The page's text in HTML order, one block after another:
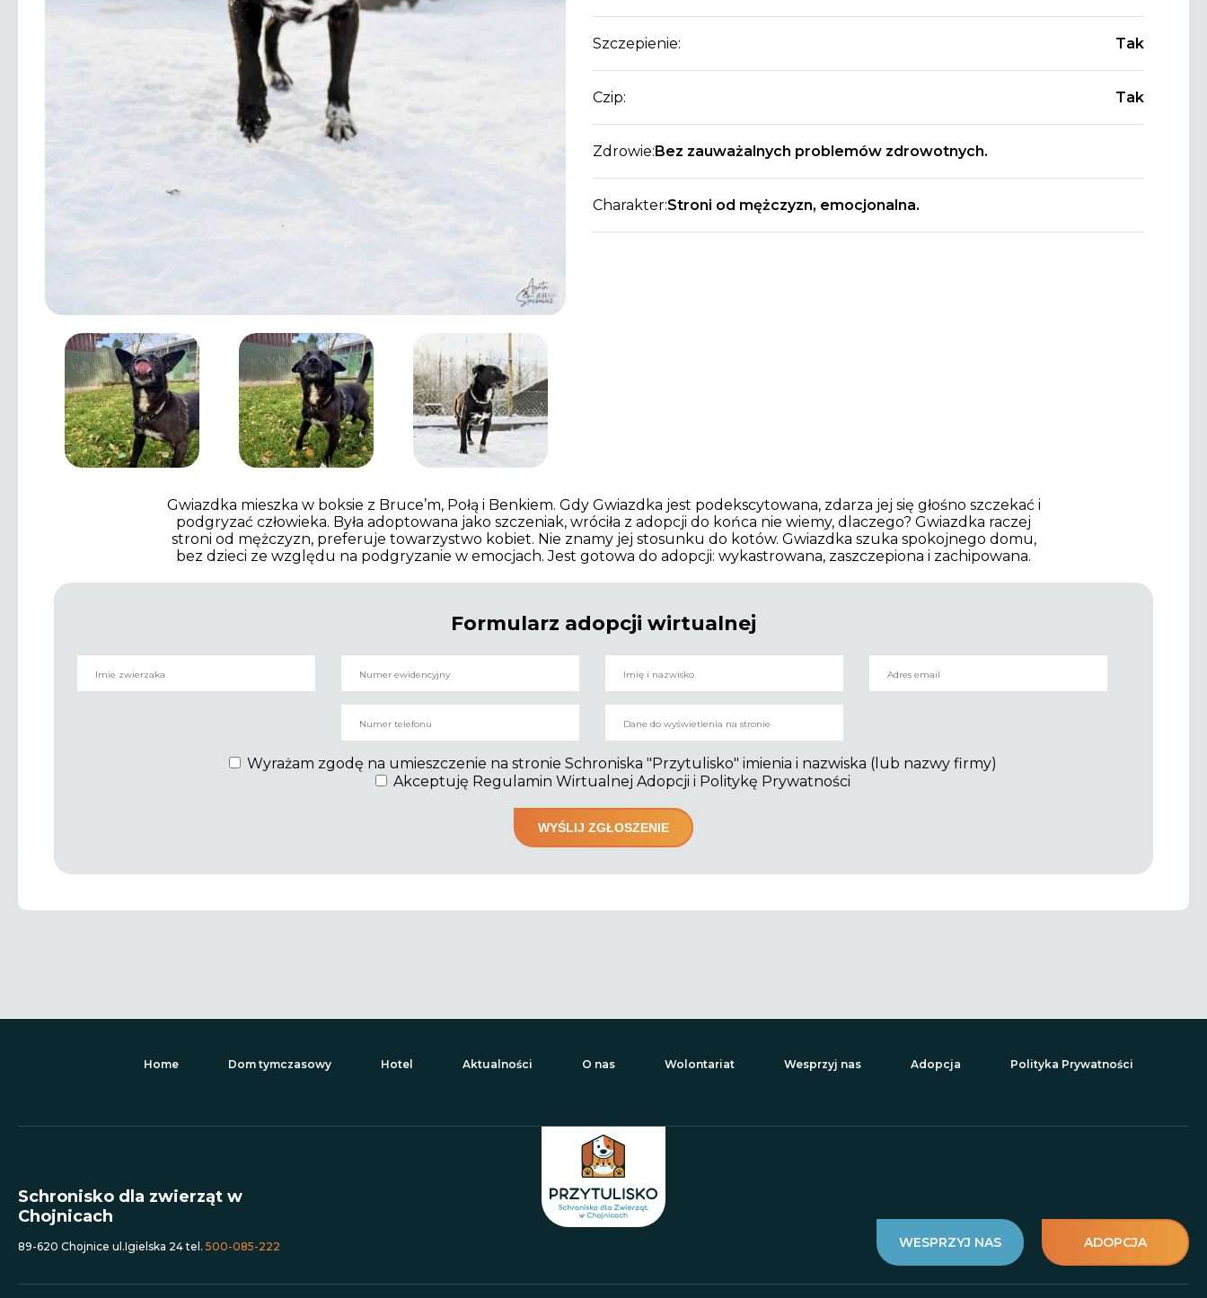
Szczepienie: Tak
Czip: Tak
Zdrowie:Bez zauważalnych problemów zdrowotnych.
Charakter:Stroni od mężczyzn, emocjonalna.
Gwiazdka mieszka w boksie z Bruce’m, Połą i Benkiem. Gdy Gwiazdka jest podekscytowana, zdarza jej się głośno szczekać i
podgryzać człowieka. Była adoptowana jako szczeniak, wróciła z adopcji do końca nie wiemy, dlaczego? Gwiazdka raczej
stroni od mężczyzn, preferuje towarzystwo kobiet. Nie znamy jej stosunku do kotów. Gwiazdka szuka spokojnego domu,
bez dzieci ze względu na podgryzanie w emocjach. Jest gotowa do adopcji: wykastrowana, zaszczepiona i zachipowana.
Formularz adopcji wirtualnej
Wyrażam zgodę na umieszczenie na stronie Schroniska "Przytulisko" imienia i nazwiska (lub nazwy firmy)
Akceptuję Regulamin Wirtualnej Adopcji i Politykę Prywatności
Home Dom tymczasowy Hotel Aktualności O nas Wolontariat Wesprzyj nas Adopcja Polityka Prywatności
Schronisko dla zwierząt w
Chojnicach
89-620 Chojnice ul.Igielska 24 tel. 500-085-222 ADOPCJA
WESPRZYJ NAS